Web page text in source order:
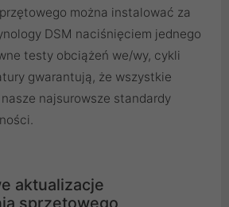
można instalować za
DSM naciśnięciem jednego
testy obciążeń we/wy, cykli
gwarantują, że wszystkie
najsurowsze standardy
aktualizacje